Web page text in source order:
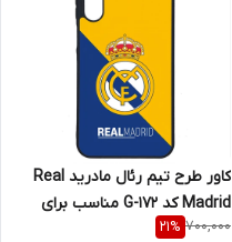
کاور طرح تیم رئال مادرید Real
Madrid کد G-172 مناسب برای
700,000
21%